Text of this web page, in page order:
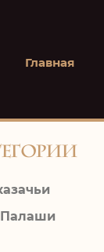
Главная